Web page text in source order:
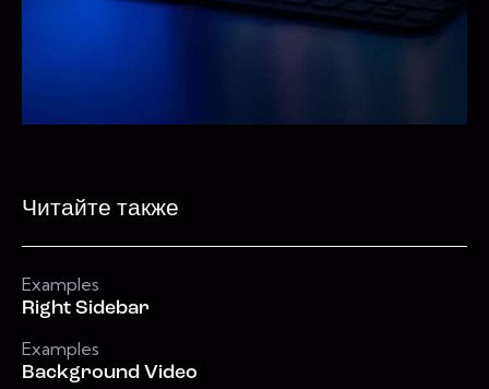
Читайте также
Examples
Right Sidebar
Examples
Background Video